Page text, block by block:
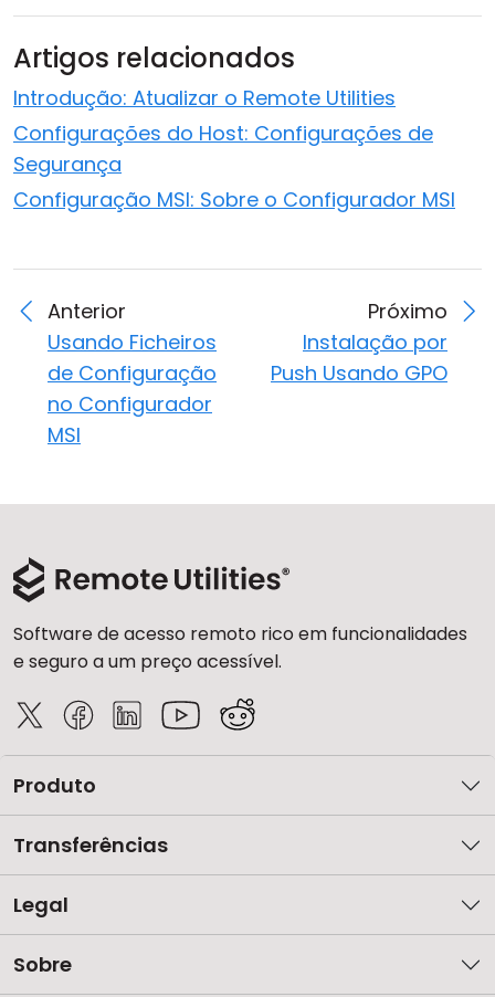
Artigos relacionados
Introdução: Atualizar o Remote Utilities
Configurações do Host: Configurações de
Segurança
Configuração MSI: Sobre o Configurador MSI
Anterior
Usando Ficheiros
de Configuração
no Configurador
MSI
Próximo
Instalação por
Push Usando GPO
Software de acesso remoto rico em funcionalidades
e seguro a um preço acessível.
Produto
Transferências
Legal
Sobre